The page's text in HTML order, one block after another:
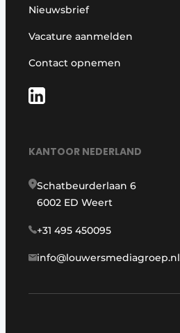
Nieuwsbrief
Vacature aanmelden
Contact opnemen
KANTOOR NEDERLAND
Schatbeurderlaan 6
6002 ED Weert
+31 495 450095
info@louwersmediagroep.nl